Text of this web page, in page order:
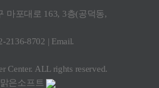
마포대로 163, 3층(공덕동,
2136-8702 | Email.
Center. ALL rights reserved.
은소프트